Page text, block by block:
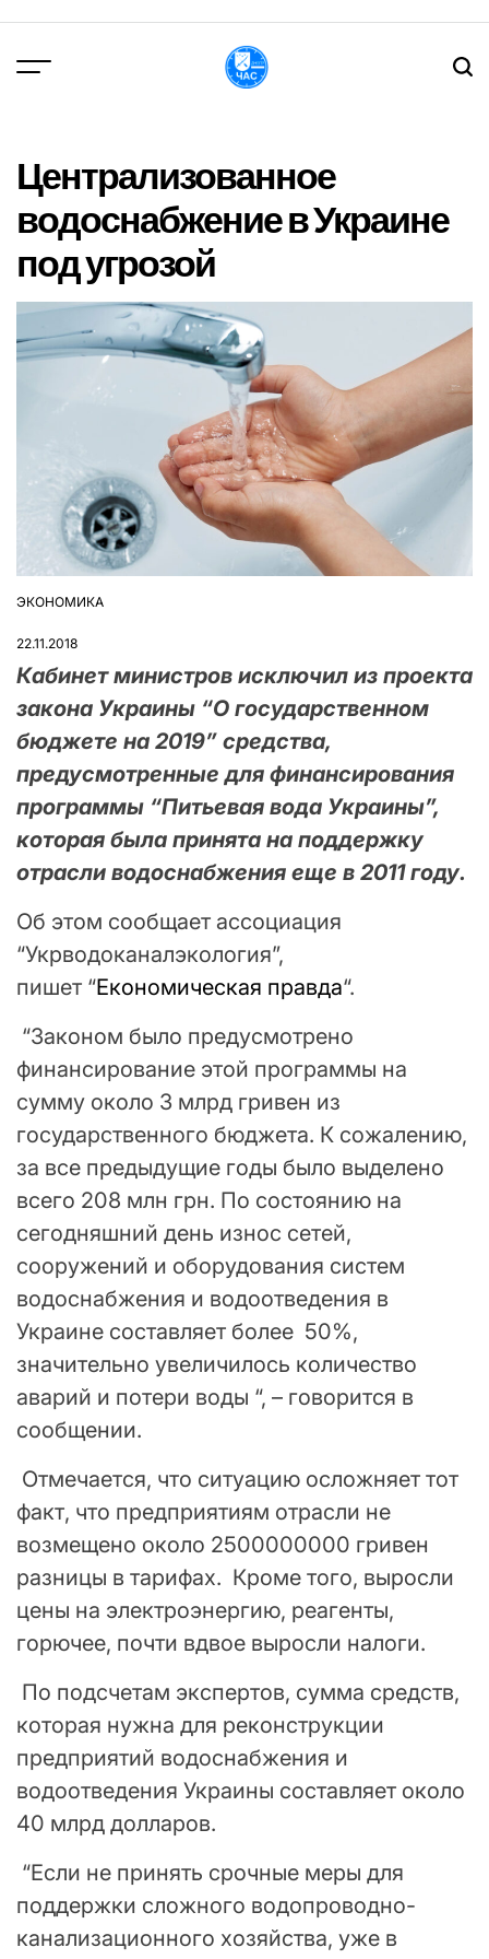
вмісту
Централизованное
водоснабжение в Украине
под угрозой
ОПУБЛІКУВАТИ
ЭКОНОМИКА
22.11.2018
Кабинет министров исключил из проекта
закона Украины “О государственном
бюджете на 2019” средства,
предусмотренные для финансирования
программы “Питьевая вода Украины”,
которая была принята на поддержку
отрасли водоснабжения еще в 2011 году.
Об этом сообщает ассоциация
“Укрводоканалэкология”,
пишет “Економическая правда“.
“Законом было предусмотрено
финансирование этой программы на
сумму около 3 млрд гривен из
государственного бюджета. К сожалению,
за все предыдущие годы было выделено
всего 208 млн грн. По состоянию на
сегодняшний день износ сетей,
сооружений и оборудования систем
водоснабжения и водоотведения в
Украине составляет более 50%,
значительно увеличилось количество
аварий и потери воды “, – говорится в
сообщении.
Отмечается, что ситуацию осложняет тот
факт, что предприятиям отрасли не
возмещено около 2500000000 гривен
разницы в тарифах. Кроме того, выросли
цены на электроэнергию, реагенты,
горючее, почти вдвое выросли налоги.
По подсчетам экспертов, сумма средств,
которая нужна для реконструкции
предприятий водоснабжения и
водоотведения Украины составляет около
40 млрд долларов.
“Если не принять срочные меры для
поддержки сложного водопроводно-
канализационного хозяйства, уже в